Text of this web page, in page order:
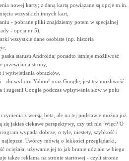
nowej karty; z daną kartą powiązane są opcje m.in.
wszystkich innych kart,
- pobrane pliki znajdziemy potem w specjalnej
- opcja nr 5),
wszystkie dane osobiste (np. historia
statusu Androida; ponadto istnieje możliwość
przewijania strony,
i wyświetlania obrazków,
- do wyboru Yahoo! oraz Google; jest też możliwość
i sugestii Google podczas wpisywania słów w polu
z wersją beta, ale na tej podstawie można już
jakieś ciekawe perspektywy, czy też nie. Więc? O
wypada dobrze, o tyle, niestety, szybkość i
Twórcy mówią o lekkości przeglądarki,
ociężała; używanie jej to jak branie udziału w biegu
także reklama na stronie startowej - czyli stronie